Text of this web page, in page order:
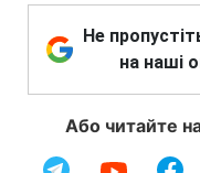
Не
на наші
Або читайте